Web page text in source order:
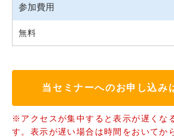
参加費用
無料
当セミナーへのお申し込み
※アクセスが集中すると表示が遅くな
す。表示が遅い場合は時間をおいてか